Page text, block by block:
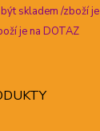
skladem /zboží je
je na DOTAZ